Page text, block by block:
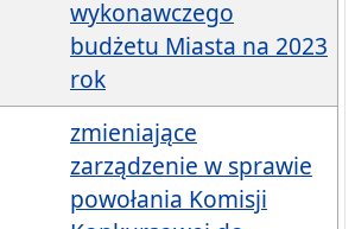
wykonawczego
budżetu Miasta na 2023
rok
zmieniające
zarządzenie w sprawie
powołania Komisji